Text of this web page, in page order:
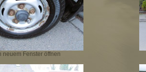
neuem Fenster öffnen